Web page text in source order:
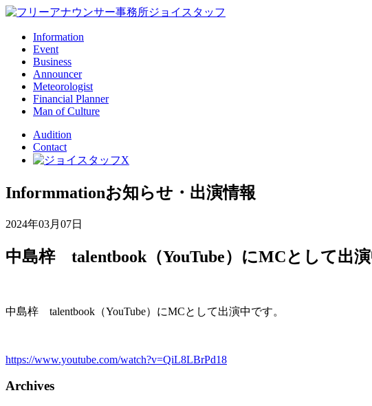
Information
Event
Business
Announcer
Meteorologist
Financial Planner
Man of Culture
Audition
Contact
Informmationお知らせ・出演情報
2024年03月07日
中島梓 talentbook（YouTube）にMCとして出演
中島梓 talentbook（YouTube）にMCとして出演中です。
https://www.youtube.com/watch?v=QiL8LBrPd18
Archives